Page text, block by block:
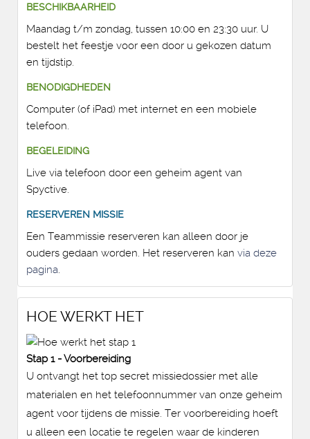
BESCHIKBAARHEID
Maandag t/m zondag, tussen 10:00 en 23:30 uur. U
bestelt het feestje voor een door u gekozen datum
en tijdstip.
BENODIGDHEDEN
Computer (of iPad) met internet en een mobiele
telefoon.
BEGELEIDING
Live via telefoon door een geheim agent van
Spyctive.
RESERVEREN MISSIE
Een Teammissie reserveren kan alleen door je
ouders gedaan worden. Het reserveren kan via deze
pagina.
HOE WERKT HET
Stap 1 - Voorbereiding
U ontvangt het top secret missiedossier met alle
materialen en het telefoonnummer van onze geheim
agent voor tijdens de missie. Ter voorbereiding hoeft
u alleen een locatie te regelen waar de kinderen